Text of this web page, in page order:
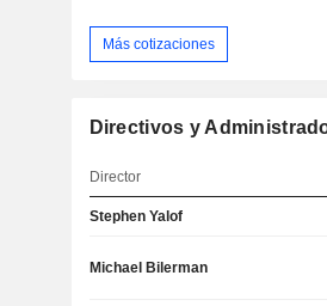
Más cotizaciones
Directivos y
Director
Stephen Yalof
Michael Bilerman